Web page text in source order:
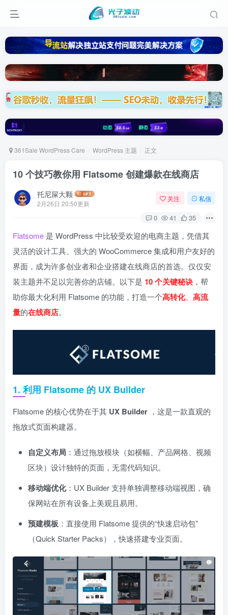
361Sale WordPress Care WordPress 主题 正文
10 个技巧教你用 Flatsome 创建爆款在线商店
托尼屎大颗
2月26日 20:50更新
关注 私信
0 41 35
Flatsome 是 WordPress 中比较受欢迎的电商主题，凭借其
灵活的设计工具、强大的 WooCommerce 集成和用户友好的
界面，成为许多创业者和企业搭建在线商店的首选。仅仅安
装主题并不足以完善你的店铺。以下是 10 个关键秘诀 ，帮
助你最大化利用 Flatsome 的功能，打造一个高转化、 高流
量的在线商店。
1. 利用 Flatsome 的 UX Builder
Flatsome 的核心优势在于其 UX Builder ，这是一款直观的
拖放式页面构建器。
自定义布局 ：通过拖放模块（如横幅、产品网格、视频
区块）设计独特的页面，无需代码知识。
移动端优化：UX Builder 支持单独调整移动端视图，确
保网站在所有设备上美观且易用。
预建模板 ：直接使用 Flatsome 提供的“快速启动包”
（Quick Starter Packs），快速搭建专业页面。